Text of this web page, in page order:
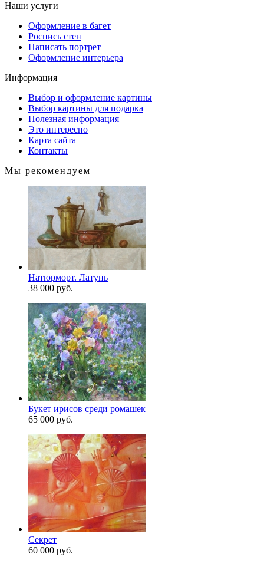
Наши услуги
Оформление в багет
Роспись стен
Написать портрет
Оформление интерьера
Информация
Выбор и оформление картины
Выбор картины для подарка
Полезная информация
Это интересно
Карта сайта
Контакты
Мы рекомендуем
Натюрморт. Латунь
38 000 руб.
Букет ирисов среди ромашек
65 000 руб.
Секрет
60 000 руб.